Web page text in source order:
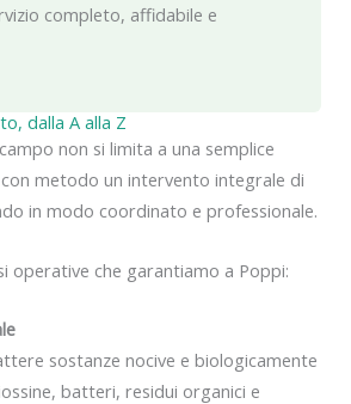
dalla A alla Z
non si limita a una semplice
con metodo un intervento integrale di
in modo coordinato e professionale.
operative che garantiamo a Poppi:
sostanze nocive e biologicamente
batteri, residui organici e
completo, affidabile e